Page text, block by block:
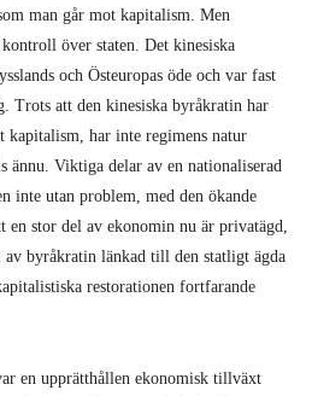
man går mot kapitalism. Men
över staten. Det kinesiska
och Östeuropas öde och var fast
Trots att den kinesiska byråkratin har
har inte regimens natur
ännu. Viktiga delar av en nationaliserad
inte utan problem, med den ökande
stor del av ekonomin nu är privatägd,
byråkratin länkad till den statligt ägda
restorationen fortfarande
en upprätthållen ekonomisk tillväxt